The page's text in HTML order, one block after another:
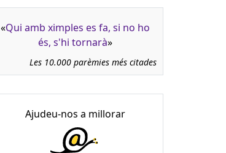
«Qui amb ximples es fa, si no ho
és, s'hi tornarà»
Les 10.000 parèmies més citades
Ajudeu-nos a millorar